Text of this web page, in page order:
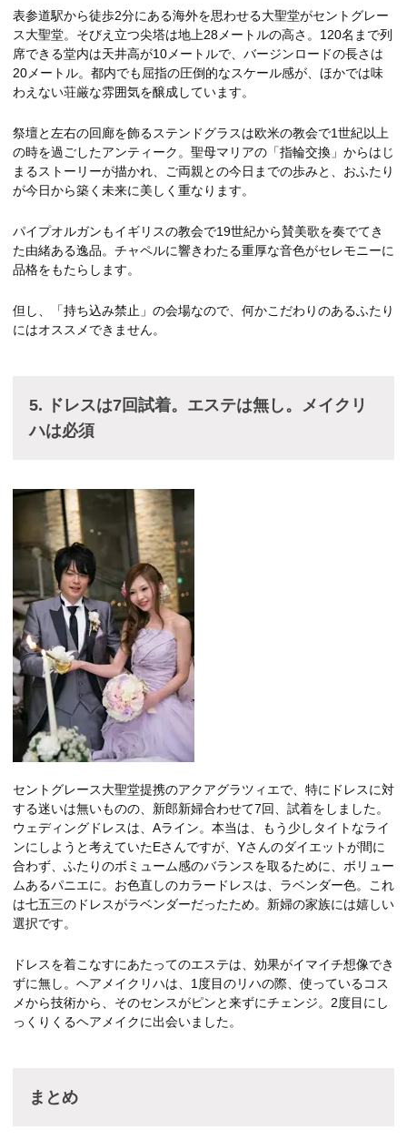
表参道駅から徒歩2分にある海外を思わせる大聖堂がセントグレー
ス大聖堂。そびえ立つ尖塔は地上28メートルの高さ。120名まで列
席できる堂内は天井高が10メートルで、バージンロードの長さは
20メートル。都内でも屈指の圧倒的なスケール感が、ほかでは味
わえない荘厳な雰囲気を醸成しています。
祭壇と左右の回廊を飾るステンドグラスは欧米の教会で1世紀以上
の時を過ごしたアンティーク。聖母マリアの「指輪交換」からはじ
まるストーリーが描かれ、ご両親との今日までの歩みと、おふたり
が今日から築く未来に美しく重なります。
パイプオルガンもイギリスの教会で19世紀から賛美歌を奏でてき
た由緒ある逸品。チャペルに響きわたる重厚な音色がセレモニーに
品格をもたらします。
但し、「持ち込み禁止」の会場なので、何かこだわりのあるふたり
にはオススメできません。
5. ドレスは7回試着。エステは無し。メイクリ
ハは必須
セントグレース大聖堂提携のアクアグラツィエで、特にドレスに対
する迷いは無いものの、新郎新婦合わせて7回、試着をしました。
ウェディングドレスは、Aライン。本当は、もう少しタイトなライ
ンにしようと考えていたEさんですが、Yさんのダイエットが間に
合わず、ふたりのボミューム感のバランスを取るために、ボリュー
ムあるパニエに。お色直しのカラードレスは、ラベンダー色。これ
は七五三のドレスがラベンダーだったため。新婦の家族には嬉しい
選択です。
ドレスを着こなすにあたってのエステは、効果がイマイチ想像でき
ずに無し。ヘアメイクリハは、1度目のリハの際、使っているコス
メから技術から、そのセンスがピンと来ずにチェンジ。2度目にし
っくりくるヘアメイクに出会いました。
まとめ